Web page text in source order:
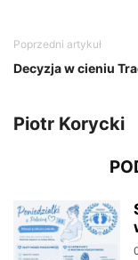
Poprzedni artykuł
Decyzja w cieniu
Piotr Korycki